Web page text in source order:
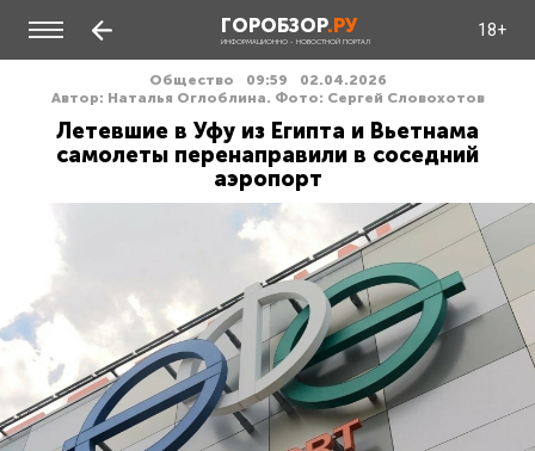
ГОРОБЗОР.РУ
ИНФОРМАЦИОННО - НОВОСТНОЙ ПОРТАЛ
18+
Общество 09:59
02.04.2026
Автор: Наталья Оглоблина. Фото: Сергей Словохотов
Летевшие в Уфу из Египта и Вьетнама
самолеты перенаправили в соседний
аэропорт